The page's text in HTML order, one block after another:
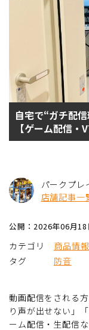
自宅で“ガチ配
【ゲーム配信・
パークプレ
店舗記事一
公開：2026年06月18
カテゴリ
商品情報
タグ
防音
動画配信をされる
り声が出せない」
ーム配信・生配信